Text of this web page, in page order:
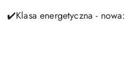
✔️Klasa energetyczna -